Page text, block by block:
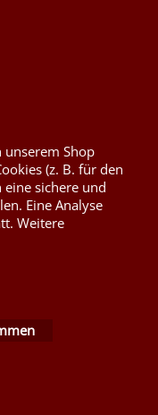
DIN4102B1
DIN4102B1
unserem Shop
(z. B. für den
sichere und
Eine Analyse
Weitere